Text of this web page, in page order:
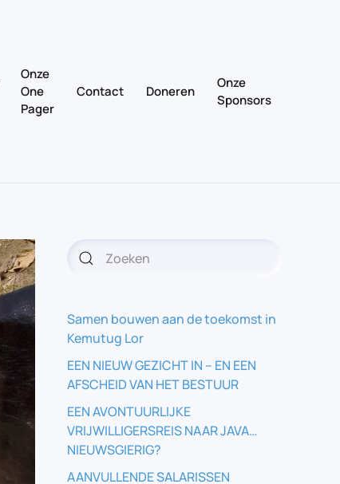
Onze
One
Pager
Contact Doneren
Onze
Sponsors
Samen bouwen aan de toekomst in
Kemutug Lor
EEN NIEUW GEZICHT IN – EN EEN
AFSCHEID VAN HET BESTUUR
EEN AVONTUURLIJKE
VRIJWILLIGERSREIS NAAR JAVA…
NIEUWSGIERIG?
AANVULLENDE SALARISSEN